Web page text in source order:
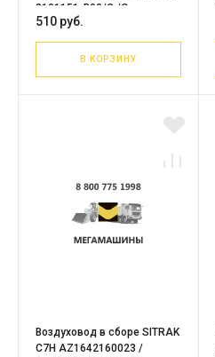
8101151-B90/C /Оригинал
510 руб.
В КОРЗИНУ
Воздуховод в сборе SITRAK
C7H AZ1642160023 /